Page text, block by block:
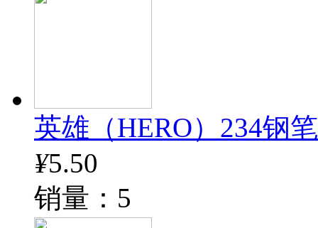
英雄（HERO）234钢
¥5.50
销量：5